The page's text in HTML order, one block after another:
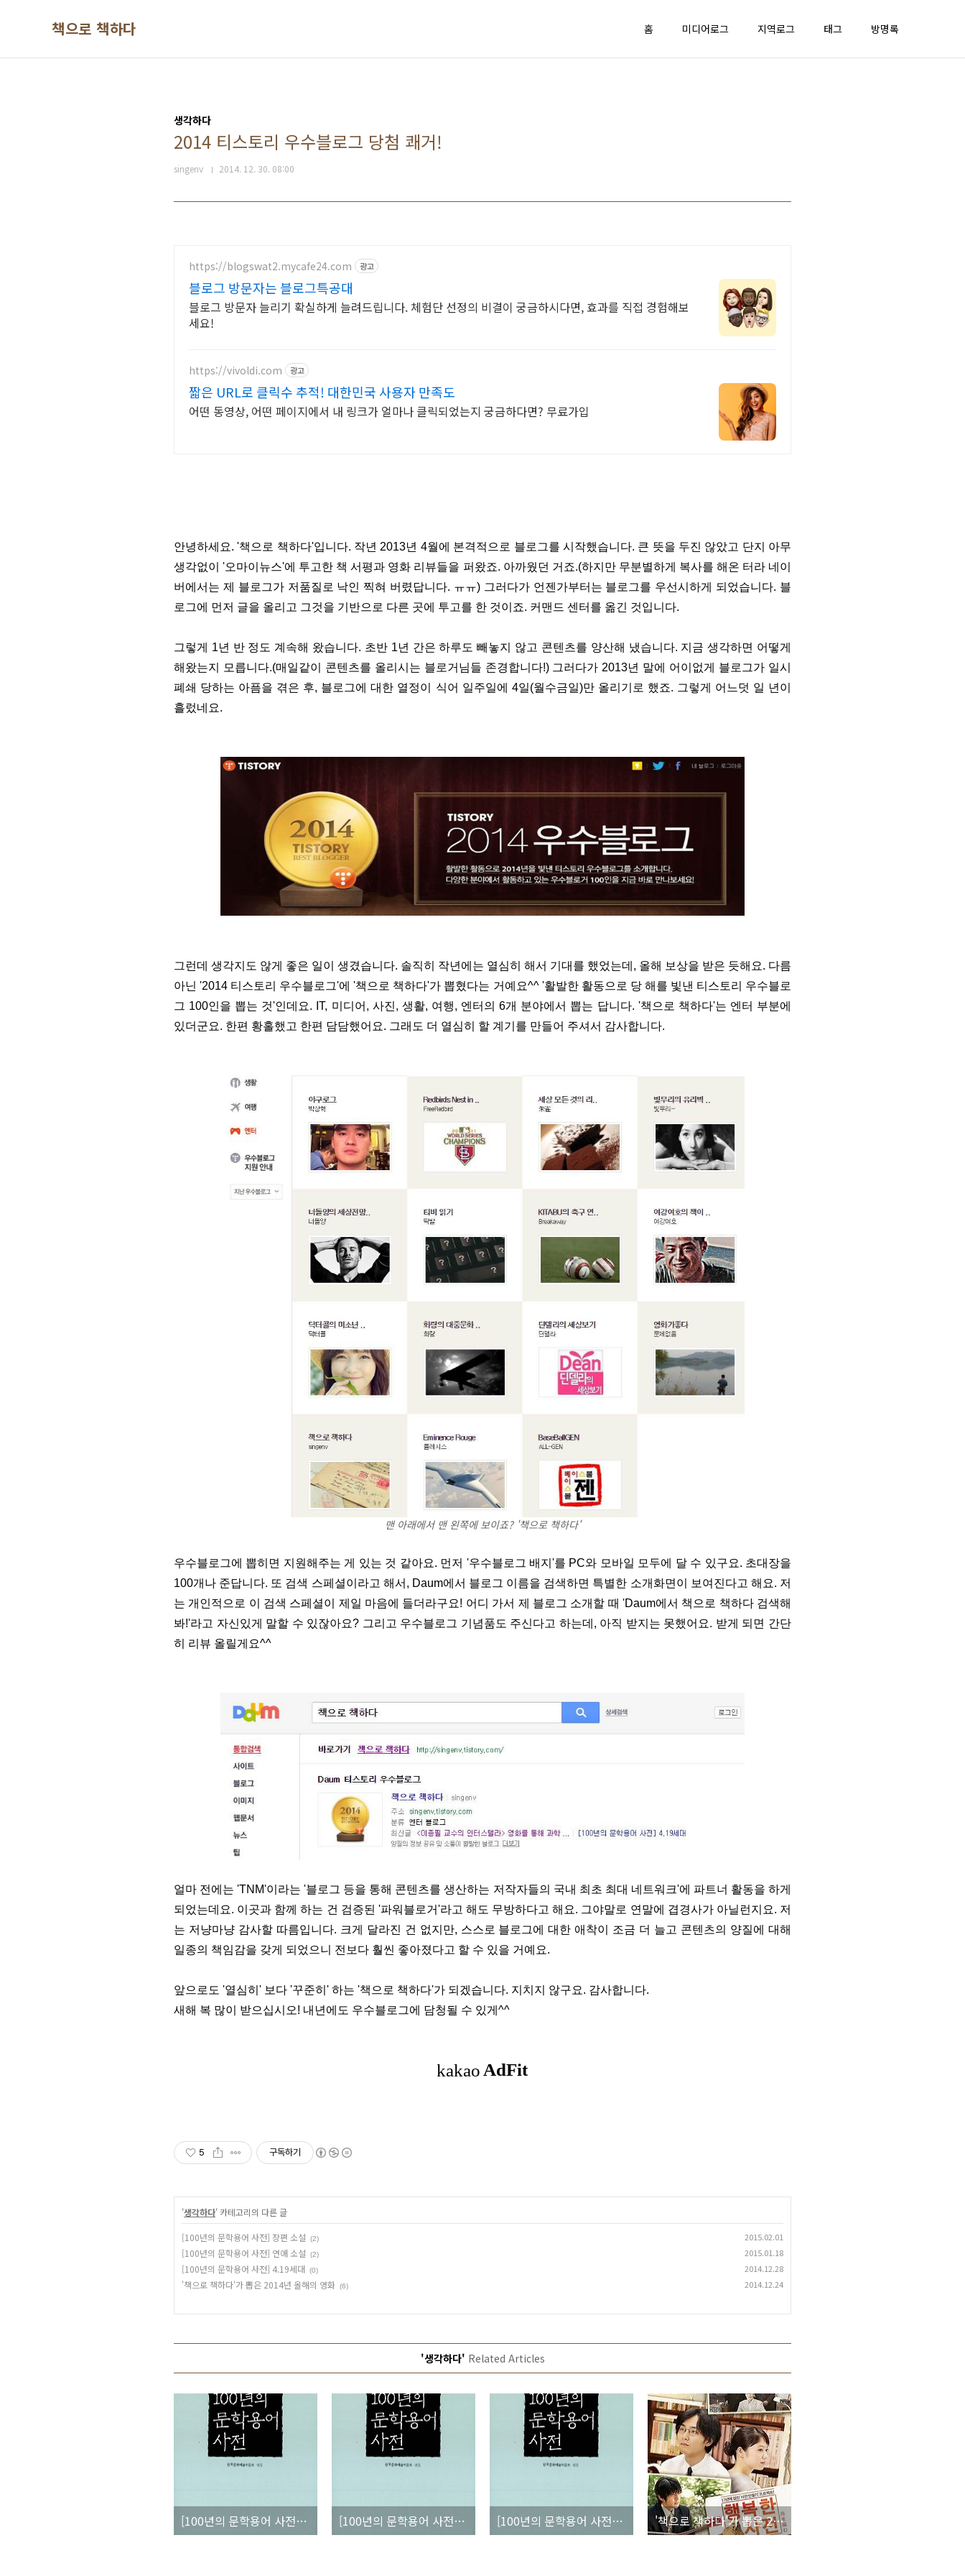
책으로 책하다 홈 미디어로그 지역로그 태그 방명록
생각하다
2014 티스토리 우수블로그 당첨 쾌거!
singenv 2014. 12. 30. 08:00
https://blogswat2.mycafe24.com 광고
블로그 방문자는 블로그특공대
블로그 방문자 늘리기 확실하게 늘려드립니다. 체험단 선정의 비결이 궁금하시다면, 효과를 직접 경험해보
세요!
https://vivoldi.com 광고
짧은 URL로 클릭수 추적! 대한민국 사용자 만족도
어떤 동영상, 어떤 페이지에서 내 링크가 얼마나 클릭되었는지 궁금하다면? 무료가입
안녕하세요. '책으로 책하다'입니다. 작년 2013년 4월에 본격적으로 블로그를 시작했습니다. 큰 뜻을 두진 않았고 단지 아무
생각없이 '오마이뉴스'에 투고한 책 서평과 영화 리뷰들을 퍼왔죠. 아까웠던 거죠.(하지만 무분별하게 복사를 해온 터라 네이
버에서는 제 블로그가 저품질로 낙인 찍혀 버렸답니다. ㅠㅠ) 그러다가 언젠가부터는 블로그를 우선시하게 되었습니다. 블
로그에 먼저 글을 올리고 그것을 기반으로 다른 곳에 투고를 한 것이죠. 커맨드 센터를 옮긴 것입니다.
그렇게 1년 반 정도 계속해 왔습니다. 초반 1년 간은 하루도 빼놓지 않고 콘텐츠를 양산해 냈습니다. 지금 생각하면 어떻게
해왔는지 모릅니다.(매일같이 콘텐츠를 올리시는 블로거님들 존경합니다!) 그러다가 2013년 말에 어이없게 블로그가 일시
폐쇄 당하는 아픔을 겪은 후, 블로그에 대한 열정이 식어 일주일에 4일(월수금일)만 올리기로 했죠. 그렇게 어느덧 일 년이
흘렀네요.
그런데 생각지도 않게 좋은 일이 생겼습니다. 솔직히 작년에는 열심히 해서 기대를 했었는데, 올해 보상을 받은 듯해요. 다름
아닌 '2014 티스토리 우수블로그'에 '책으로 책하다'가 뽑혔다는 거예요^^ '활발한 활동으로 당 해를 빛낸 티스토리 우수블로
그 100인을 뽑는 것'인데요. IT, 미디어, 사진, 생활, 여행, 엔터의 6개 분야에서 뽑는 답니다. '책으로 책하다'는 엔터 부분에
있더군요. 한편 황홀했고 한편 담담했어요. 그래도 더 열심히 할 계기를 만들어 주셔서 감사합니다.
맨 아래에서 맨 왼쪽에 보이죠? '책으로 책하다'
우수블로그에 뽑히면 지원해주는 게 있는 것 같아요. 먼저 '우수블로그 배지'를 PC와 모바일 모두에 달 수 있구요. 초대장을
100개나 준답니다. 또 검색 스페셜이라고 해서, Daum에서 블로그 이름을 검색하면 특별한 소개화면이 보여진다고 해요. 저
는 개인적으로 이 검색 스페셜이 제일 마음에 들더라구요! 어디 가서 제 블로그 소개할 때 'Daum에서 책으로 책하다 검색해
봐!'라고 자신있게 말할 수 있잖아요? 그리고 우수블로그 기념품도 주신다고 하는데, 아직 받지는 못했어요. 받게 되면 간단
히 리뷰 올릴게요^^
얼마 전에는 'TNM'이라는 '블로그 등을 통해 콘텐츠를 생산하는 저작자들의 국내 최초 최대 네트워크'에 파트너 활동을 하게
되었는데요. 이곳과 함께 하는 건 검증된 '파워블로거'라고 해도 무방하다고 해요. 그야말로 연말에 겹경사가 아닐런지요. 저
는 저냥마냥 감사할 따름입니다. 크게 달라진 건 없지만, 스스로 블로그에 대한 애착이 조금 더 늘고 콘텐츠의 양질에 대해
일종의 책임감을 갖게 되었으니 전보다 훨씬 좋아졌다고 할 수 있을 거예요.
앞으로도 '열심히' 보다 '꾸준히' 하는 '책으로 책하다'가 되겠습니다. 지치지 않구요. 감사합니다.
새해 복 많이 받으십시오! 내년에도 우수블로그에 담청될 수 있게^^
5 구독하기
'생각하다' 카테고리의 다른 글
[100년의 문학용어 사전] 장편 소설 (2) 2015.02.01
[100년의 문학용어 사전] 연애 소설 (2) 2015.01.18
[100년의 문학용어 사전] 4.19세대 (0) 2014.12.28
'책으로 책하다'가 뽑은 2014년 올해의 영화 (6) 2014.12.24
'생각하다' Related Articles
[100년의 문학용어 사전] 장편 소설 [100년의 문학용어 사전] 연애 소설 [100년의 문학용어 사전] 4.19세대 '책으로 책하다'가 뽑은 2014년 올해의 영화